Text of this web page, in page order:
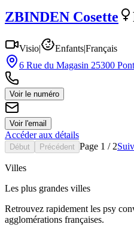
ZBINDEN Cosette
Visio| Enfants|Français
6 Rue du Magasin 25300
Voir le numéro
Voir l'email
Accéder aux détails
Début Précédent Page 1 / 2
Villes
Les plus grandes villes
Retrouvez rapidement les psy
agglomérations françaises.